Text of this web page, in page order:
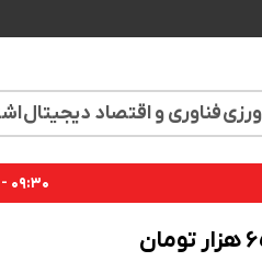
فناوری و اقتصاد دیجیتال
۰۹:۳۰ - ۰۶ آذر ۱۴۰۴